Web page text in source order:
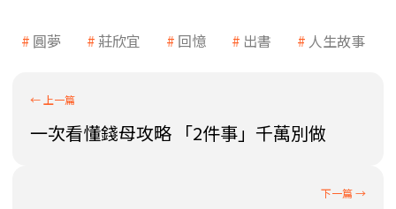
圓夢 莊欣宜 回憶 出書 人生故事
一次看懂錢母攻略 「2件事」千萬別做